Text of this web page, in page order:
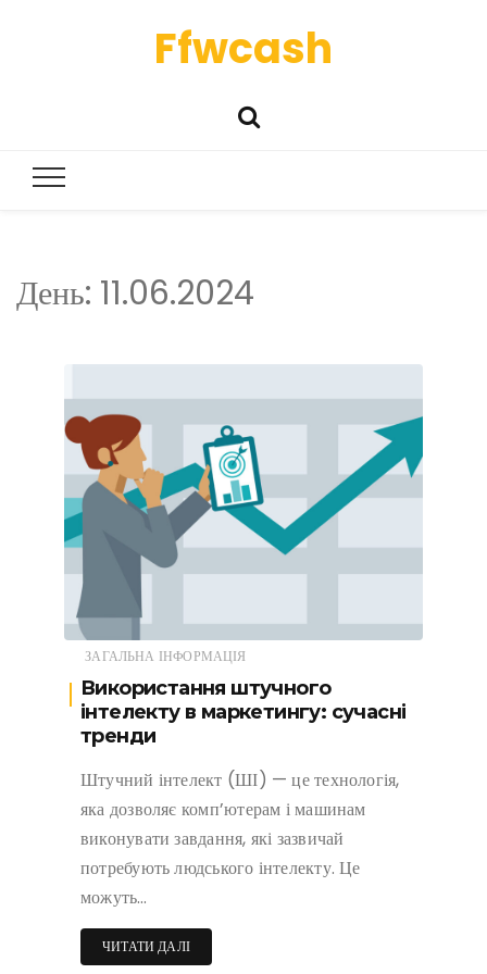
Ffwcash
День: 11.06.2024
ЗАГАЛЬНА ІНФОРМАЦІЯ
Використання штучного
інтелекту в маркетингу: сучасні
тренди
Штучний інтелект (ШІ) — це технологія,
яка дозволяє комп’ютерам і машинам
виконувати завдання, які зазвичай
потребують людського інтелекту. Це
можуть…
ЧИТАТИ ДАЛІ